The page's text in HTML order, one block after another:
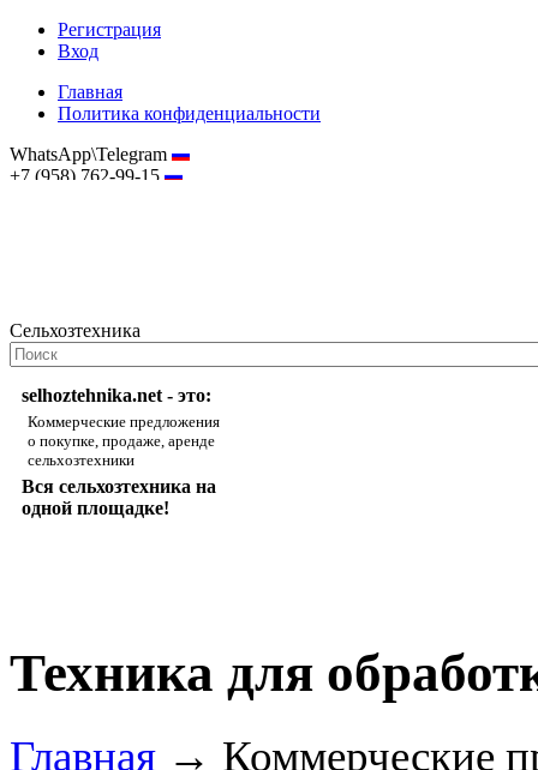
Регистрация
Вход
Главная
Политика конфиденциальности
WhatsApp\Telegram
+7 (958) 762-99-15
Сельхозтехника
selhoztehnika.net - это:
Коммерческие предложения
о покупке, продаже, аренде
сельхозтехники
Вся сельхозтехника на
одной площадке!
Техника для
Главная → Коммерческие